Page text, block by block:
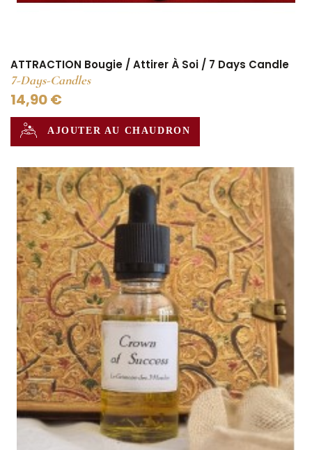
ATTRACTION Bougie / Attirer À Soi / 7 Days Candle
7-Days-Candles
14,90 €
AJOUTER AU CHAUDRON